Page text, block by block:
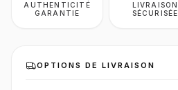
AUTHENTICITÉ
GARANTIE
LIVRAISON
SÉCURISÉE
OPTIONS DE LIVRAISON